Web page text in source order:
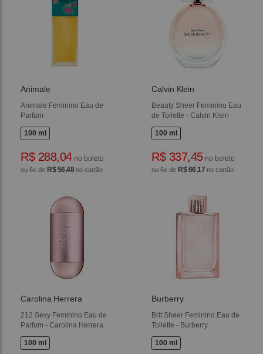
Animale
Animale Feminino Eau de
Parfum
100 ml
R$ 288,04no boleto
ou 6x de R$ 56,48no cartão
Calvin Klein
Beauty Sheer Feminino Eau
de Toilette - Calvin Klein
100 ml
R$ 337,45no boleto
ou 6x de R$ 66,17 no cartão
Carolina Herrera
212 Sexy Feminino Eau de
Parfum - Carolina Herrera
100 ml
Burberry
Brit Sheer Feminino Eau de
Toilette - Burberry
100 ml